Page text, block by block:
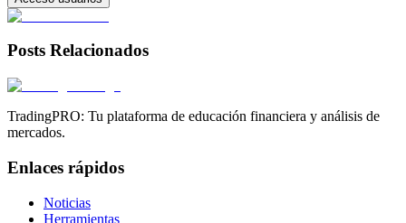
Posts Relacionados
TradingPRO: Tu plataforma de educación financiera y análisis de
mercados.
Enlaces rápidos
Noticias
Herramientas